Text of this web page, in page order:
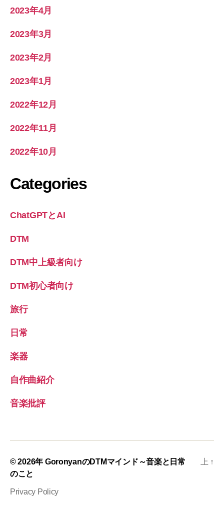
2023年4月
2023年3月
2023年2月
2023年1月
2022年12月
2022年11月
2022年10月
Categories
ChatGPTとAI
DTM
DTM中上級者向け
DTM初心者向け
旅行
日常
楽器
自作曲紹介
音楽批評
© 2026年 GoronyanのDTMマインド～音楽と日常
のこと
Privacy Policy
上 ↑